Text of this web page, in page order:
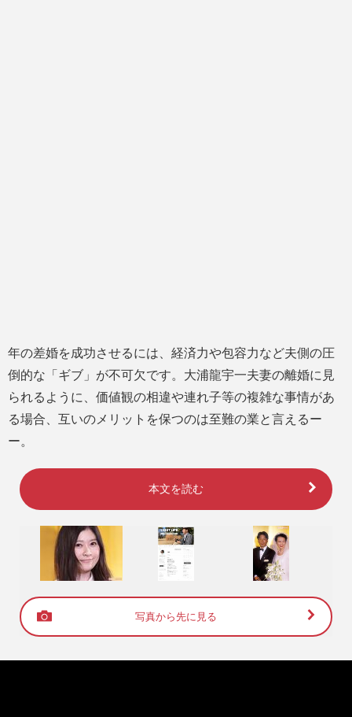
年の差婚を成功させるには、経済力や包容力など夫側の圧
倒的な「ギブ」が不可欠です。大浦龍宇一夫妻の離婚に見
られるように、価値観の相違や連れ子等の複雑な事情があ
る場合、互いのメリットを保つのは至難の業と言えるー
ー。
本文を読む
写真から先に見る